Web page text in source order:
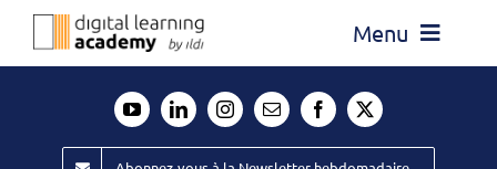
Passer
Menu